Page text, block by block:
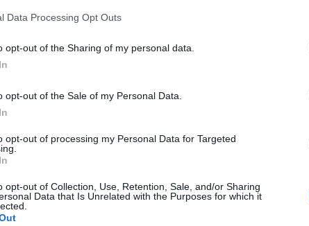
Data Processing Opt Outs
opt-out of the Sharing of my personal data.
opt-out of the Sale of my Personal Data.
opt-out of processing my Personal Data for Targeted
opt-out of Collection, Use, Retention, Sale, and/or Sharing
Data that Is Unrelated with the Purposes for which it